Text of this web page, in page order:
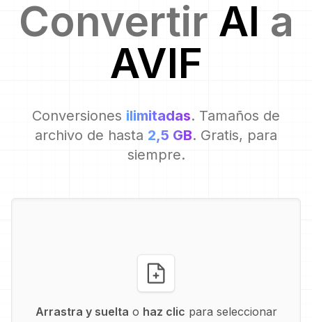
Convertir AI a
AVIF
Conversiones ilimitadas. Tamaños de
archivo de hasta 2,5 GB. Gratis, para
siempre.
Arrastra y suelta o haz clic para seleccionar